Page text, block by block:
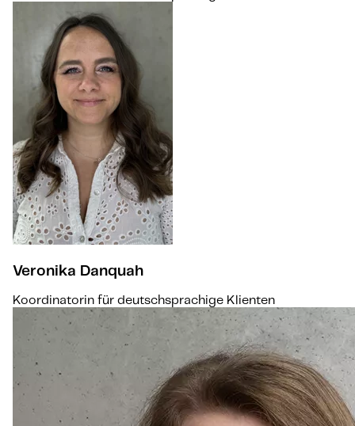
Veronika Danquah
Koordinatorin für deutschsprachige Klienten